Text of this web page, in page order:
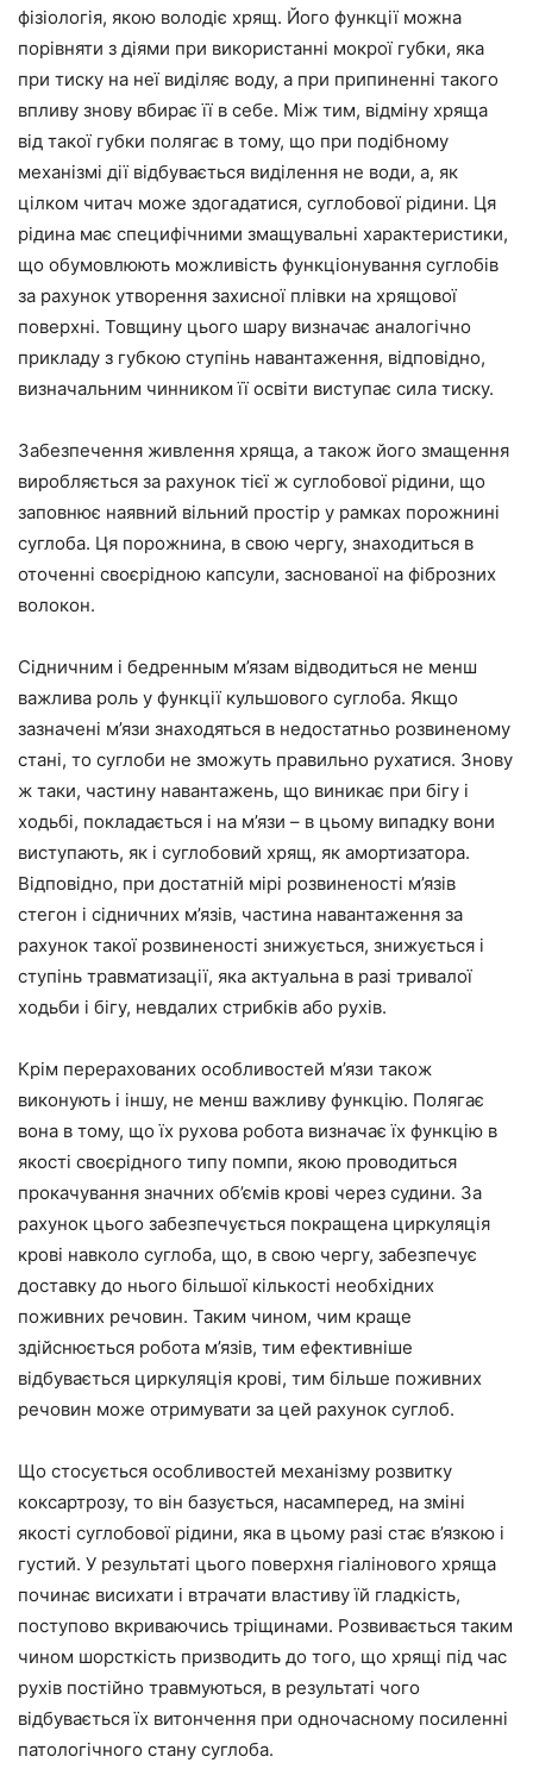
фізіологія, якою володіє хрящ. Його функції можна
порівняти з діями при використанні мокрої губки, яка
при тиску на неї виділяє воду, а при припиненні такого
впливу знову вбирає її в себе. Між тим, відміну хряща
від такої губки полягає в тому, що при подібному
механізмі дії відбувається виділення не води, а, як
цілком читач може здогадатися, суглобової рідини. Ця
рідина має специфічними змащувальні характеристики,
що обумовлюють можливість функціонування суглобів
за рахунок утворення захисної плівки на хрящової
поверхні. Товщину цього шару визначає аналогічно
прикладу з губкою ступінь навантаження, відповідно,
визначальним чинником її освіти виступає сила тиску.
Забезпечення живлення хряща, а також його змащення
виробляється за рахунок тієї ж суглобової рідини, що
заповнює наявний вільний простір у рамках порожнині
суглоба. Ця порожнина, в свою чергу, знаходиться в
оточенні своєрідною капсули, заснованої на фіброзних
волокон.
Сідничним і бедренным м’язам відводиться не менш
важлива роль у функції кульшового суглоба. Якщо
зазначені м’язи знаходяться в недостатньо розвиненому
стані, то суглоби не зможуть правильно рухатися. Знову
ж таки, частину навантажень, що виникає при бігу і
ходьбі, покладається і на м’язи – в цьому випадку вони
виступають, як і суглобовий хрящ, як амортизатора.
Відповідно, при достатній мірі розвиненості м’язів
стегон і сідничних м’язів, частина навантаження за
рахунок такої розвиненості знижується, знижується і
ступінь травматизації, яка актуальна в разі тривалої
ходьби і бігу, невдалих стрибків або рухів.
Крім перерахованих особливостей м’язи також
виконують і іншу, не менш важливу функцію. Полягає
вона в тому, що їх рухова робота визначає їх функцію в
якості своєрідного типу помпи, якою проводиться
прокачування значних об’ємів крові через судини. За
рахунок цього забезпечується покращена циркуляція
крові навколо суглоба, що, в свою чергу, забезпечує
доставку до нього більшої кількості необхідних
поживних речовин. Таким чином, чим краще
здійснюється робота м’язів, тим ефективніше
відбувається циркуляція крові, тим більше поживних
речовин може отримувати за цей рахунок суглоб.
Що стосується особливостей механізму розвитку
коксартрозу, то він базується, насамперед, на зміні
якості суглобової рідини, яка в цьому разі стає в’язкою і
густий. У результаті цього поверхня гіалінового хряща
починає висихати і втрачати властиву їй гладкість,
поступово вкриваючись тріщинами. Розвивається таким
чином шорсткість призводить до того, що хрящі під час
рухів постійно травмуються, в результаті чого
відбувається їх витончення при одночасному посиленні
патологічного стану суглоба.